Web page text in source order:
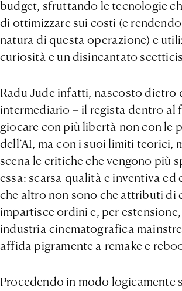
budget, sfruttando le tecnologie
di ottimizzare sui costi (e
natura di questa operazione) e
curiosità e un disincantato
Radu Jude infatti, nascosto dietro
intermediario – il regista dentro al
giocare con più libertà non con le
dell’AI, ma con i suoi limiti teorici,
scena le critiche che vengono più
essa: scarsa qualità e inventiva ed
che altro non sono che attributi di
impartisce ordini e, per
industria cinematografica
affida pigramente a remake e
Procedendo in modo logicamente